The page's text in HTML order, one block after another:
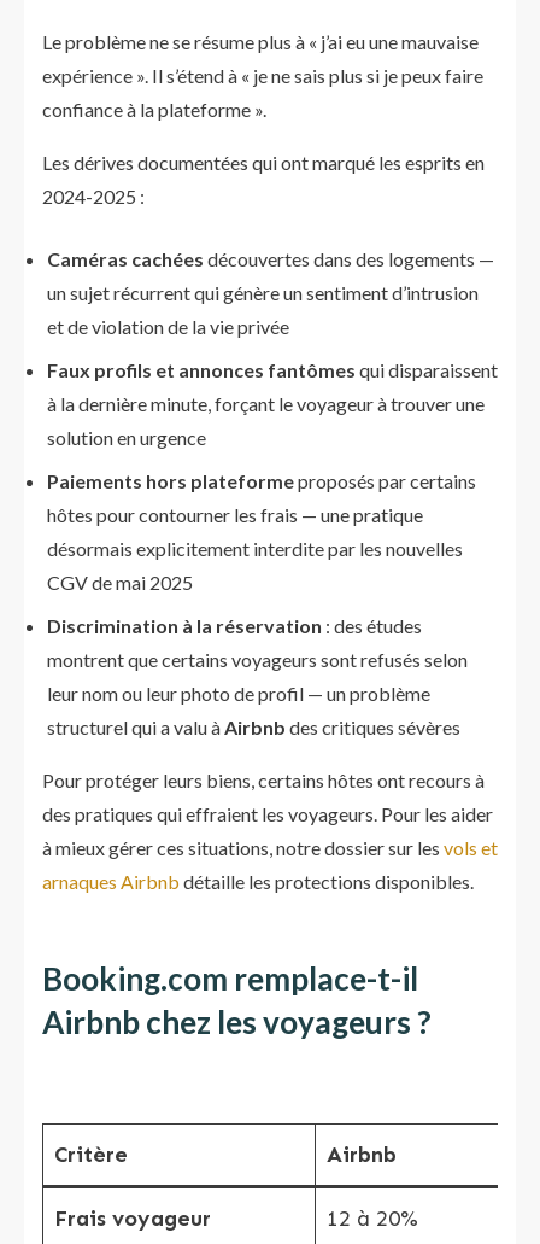
Le problème ne se résume plus à « j’ai eu une mauvaise
expérience ». Il s’étend à « je ne sais plus si je peux faire
confiance à la plateforme ».
Les dérives documentées qui ont marqué les esprits en
2024-2025 :
Caméras cachées découvertes dans des logements —
un sujet récurrent qui génère un sentiment d’intrusion
et de violation de la vie privée
Faux profils et annonces fantômes qui disparaissent
à la dernière minute, forçant le voyageur à trouver une
solution en urgence
Paiements hors plateformeproposés par certains
hôtes pour contourner les frais — une pratique
désormais explicitement interdite par les nouvelles
CGV de mai 2025
Discrimination à la réservation : des études
montrent que certains voyageurs sont refusés selon
leur nom ou leur photo de profil — un problème
structurel qui a valu àAirbnb des critiques sévères
Pour protéger leurs biens, certains hôtes ont recours à
des pratiques qui effraient les voyageurs. Pour les aider
à mieux gérer ces situations, notre dossier sur les vols et
arnaques Airbnb détaille les protections disponibles.
Booking.com remplace-t-il
Airbnb chez les voyageurs ?
Critère Airbnb
Frais voyageur 12 à 20%